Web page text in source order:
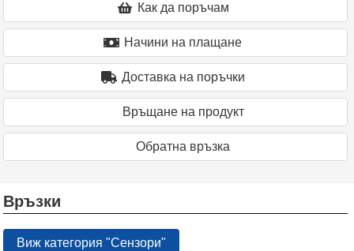
Как да поръчам
Начини на плащане
Доставка на поръчки
Връщане на продукт
Oбратна връзка
Връзки
Виж категория "Сензори"